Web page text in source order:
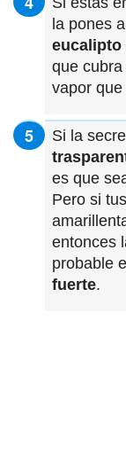
la pones
eucalipto
que
vapor
Si la
es que
Pero si
entonces
probable
fuerte.